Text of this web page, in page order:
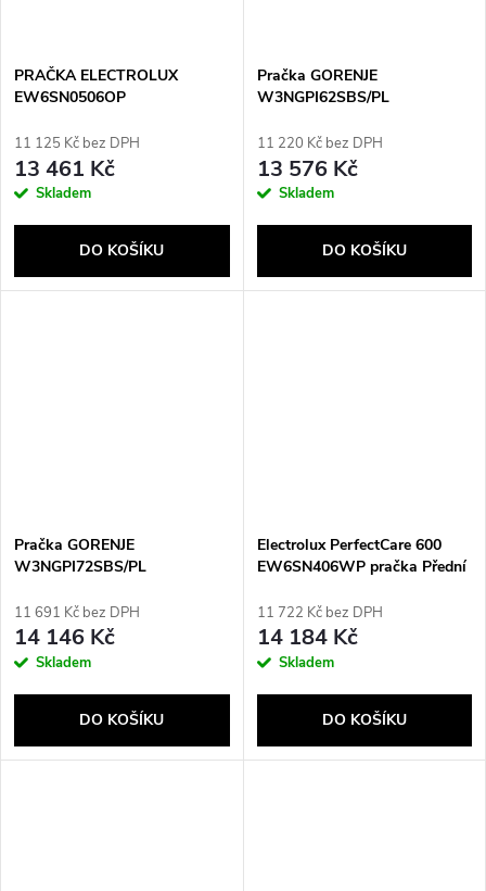
PRAČKA ELECTROLUX
EW6SN0506OP
11 125 Kč bez DPH
13 461 Kč
Skladem
DO KOŠÍKU
Pračka GORENJE
W3NGPI62SBS/PL
11 220 Kč bez DPH
13 576 Kč
Skladem
DO KOŠÍKU
Pračka GORENJE
W3NGPI72SBS/PL
11 691 Kč bez DPH
14 146 Kč
Skladem
DO KOŠÍKU
Electrolux PerfectCare 600
EW6SN406WP pračka Přední
11 722 Kč bez DPH
14 184 Kč
Skladem
DO KOŠÍKU